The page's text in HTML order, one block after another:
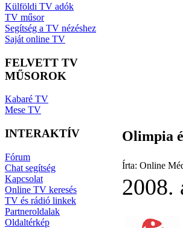
Külföldi TV adók
TV műsor
Segítség a TV nézéshez
Saját online TV
FELVETT TV
MŰSOROK
Kabaré TV
Mese TV
INTERAKTÍV
Fórum
Chat segítség
Kapcsolat
Online TV keresés
TV és rádió linkek
Partneroldalak
Oldaltérkép
Olimpia
Írta: Online
2008.